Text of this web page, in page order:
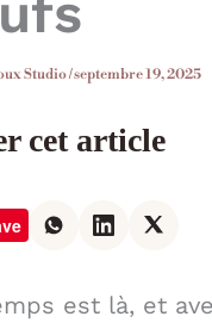
Studio/septembre 19, 2025
cet article
est là, et